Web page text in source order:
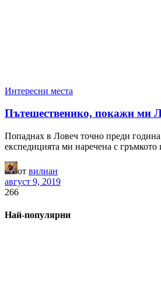
Интересни места
Пътешественико, покажи ми
Попаднах в Ловеч точно преди
експедицията ми наречена с
от вилиан
август 9, 2019
266
Най-популярни